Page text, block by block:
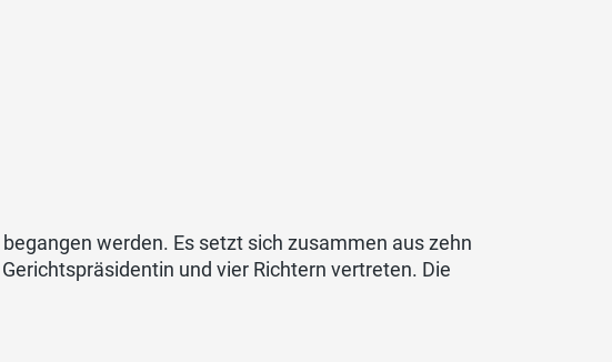
werden. Es setzt sich zusammen aus zehn
und vier Richtern vertreten. Die